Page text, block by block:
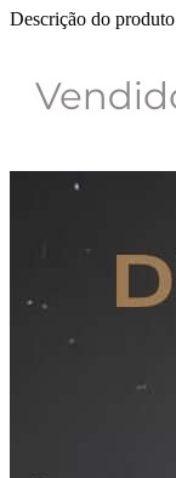
Descrição do produto